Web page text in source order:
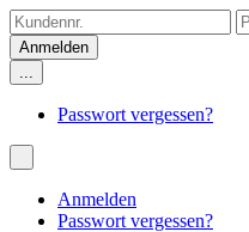
...
Passwort vergessen?
Anmelden
Passwort vergessen?